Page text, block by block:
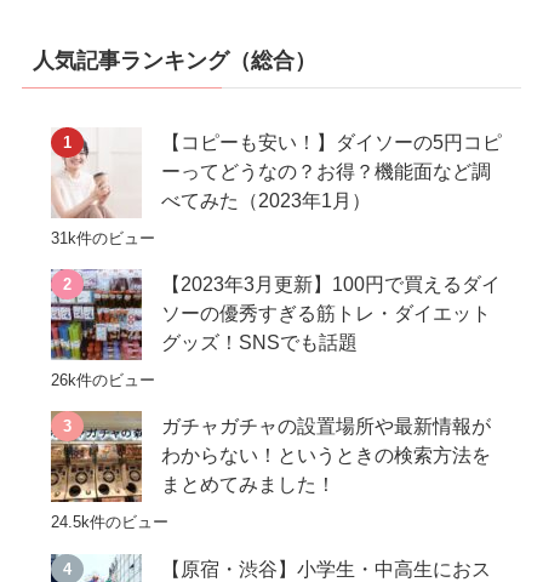
人気記事ランキング（総合）
【コピーも安い！】ダイソーの5円コピ
ーってどうなの？お得？機能面など調
べてみた（2023年1月）
31k件のビュー
【2023年3月更新】100円で買えるダイ
ソーの優秀すぎる筋トレ・ダイエット
グッズ！SNSでも話題
26k件のビュー
ガチャガチャの設置場所や最新情報が
わからない！というときの検索方法を
まとめてみました！
24.5k件のビュー
【原宿・渋谷】小学生・中高生におス